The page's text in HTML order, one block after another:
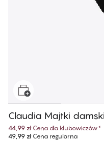
Claudia Majtki
44,99 zł Cena dla klubowiczów*
49,99 złCena regularna